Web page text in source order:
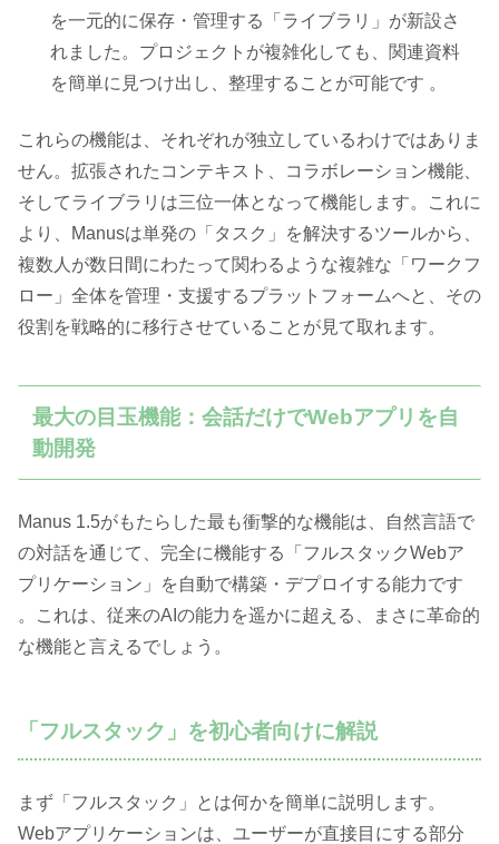
を一元的に保存・管理する「ライブラリ」が新設さ
れました。プロジェクトが複雑化しても、関連資料
を簡単に見つけ出し、整理することが可能です 。
これらの機能は、それぞれが独立しているわけではありま
せん。拡張されたコンテキスト、コラボレーション機能、
そしてライブラリは三位一体となって機能します。これに
より、Manusは単発の「タスク」を解決するツールから、
複数人が数日間にわたって関わるような複雑な「ワークフ
ロー」全体を管理・支援するプラットフォームへと、その
役割を戦略的に移行させていることが見て取れます。
最大の目玉機能：会話だけでWebアプリを自
動開発
Manus 1.5がもたらした最も衝撃的な機能は、自然言語で
の対話を通じて、完全に機能する「フルスタックWebア
プリケーション」を自動で構築・デプロイする能力です
。これは、従来のAIの能力を遥かに超える、まさに革命的
な機能と言えるでしょう。
「フルスタック」を初心者向けに解説
まず「フルスタック」とは何かを簡単に説明します。
Webアプリケーションは、ユーザーが直接目にする部分